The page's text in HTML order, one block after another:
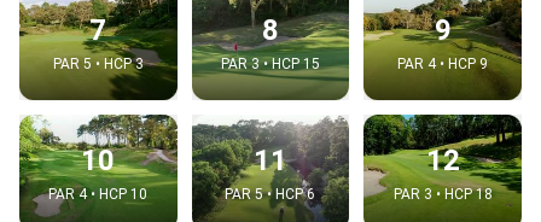
7
PAR 5 • HCP 3
8
PAR 3 • HCP 15
9
PAR 4 • HCP 9
10
PAR 4 • HCP 10
11
PAR 5 • HCP 6
12
PAR 3 • HCP 18